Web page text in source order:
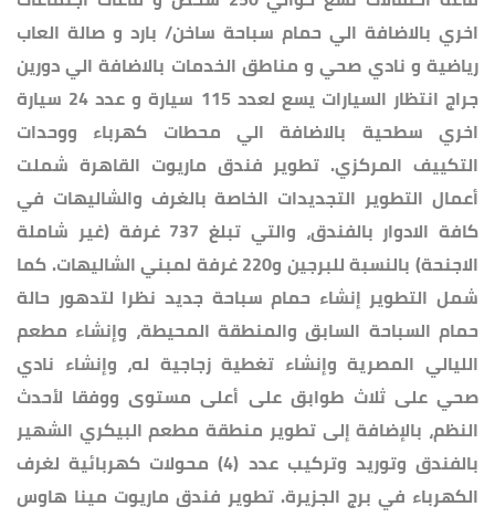
اخري بالاضافة الي حمام سباحة ساخن/ بارد و صالة العاب
رياضية و نادي صحي و مناطق الخدمات بالاضافة الي دورين
جراج انتظار السيارات يسع لعدد 115 سيارة و عدد 24 سيارة
اخري سطحية بالاضافة الي محطات كهرباء ووحدات
التكييف المركزي. تطوير فندق ماريوت القاهرة شملت
أعمال التطوير التجديدات الخاصة بالغرف والشاليهات في
كافة الادوار بالفندق، والتي تبلغ 737 غرفة (غير شاملة
الاجنحة) بالنسبة للبرجين و220 غرفة لمبني الشاليهات. كما
شمل التطوير إنشاء حمام سباحة جديد نظرا لتدهور حالة
حمام السباحة السابق والمنطقة المحيطة، وإنشاء مطعم
الليالي المصرية وإنشاء تغطية زجاجية له، وإنشاء نادي
صحي على ثلاث طوابق على أعلى مستوى ووفقا لأحدث
النظم، بالإضافة إلى تطوير منطقة مطعم البيكري الشهير
بالفندق وتوريد وتركيب عدد (4) محولات كهربائية لغرف
الكهرباء في برج الجزيرة. تطوير فندق ماريوت مينا هاوس